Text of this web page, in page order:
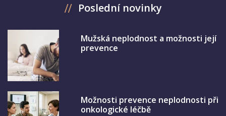
Poslední novinky
Mužská neplodnost a možnosti její
prevence
Možnosti prevence neplodnosti při
onkologické léčbě